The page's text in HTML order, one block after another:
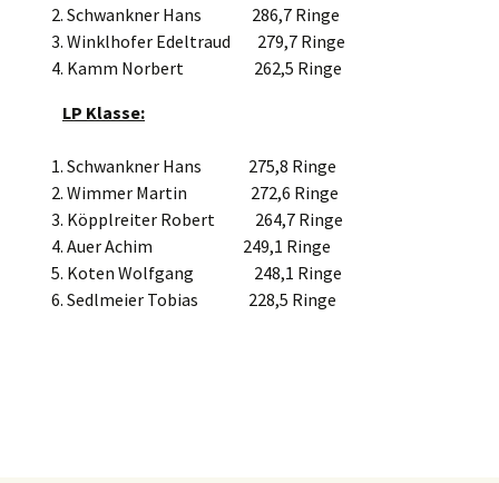
Schwankner Hans 286,7 Ringe
Winklhofer Edeltraud 279,7 Ringe
Kamm Norbert 262,5 Ringe
LP Klasse:
Schwankner Hans 275,8 Ringe
Wimmer Martin 272,6 Ringe
Köpplreiter Robert 264,7 Ringe
Auer Achim 249,1 Ringe
Koten Wolfgang 248,1 Ringe
Sedlmeier Tobias 228,5 Ringe